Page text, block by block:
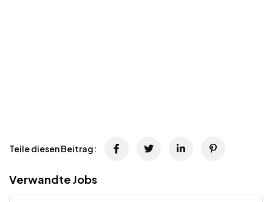
Teile diesen Beitrag:
Verwandte Jobs